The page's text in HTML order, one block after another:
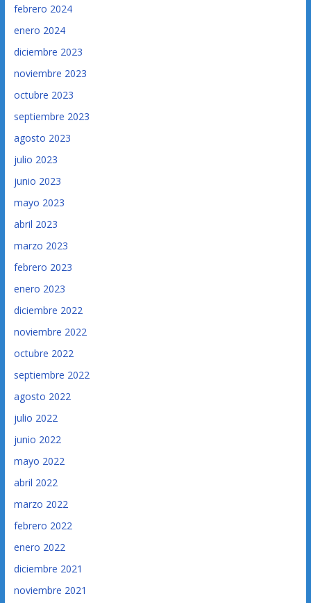
febrero 2024
enero 2024
diciembre 2023
noviembre 2023
octubre 2023
septiembre 2023
agosto 2023
julio 2023
junio 2023
mayo 2023
abril 2023
marzo 2023
febrero 2023
enero 2023
diciembre 2022
noviembre 2022
octubre 2022
septiembre 2022
agosto 2022
julio 2022
junio 2022
mayo 2022
abril 2022
marzo 2022
febrero 2022
enero 2022
diciembre 2021
noviembre 2021